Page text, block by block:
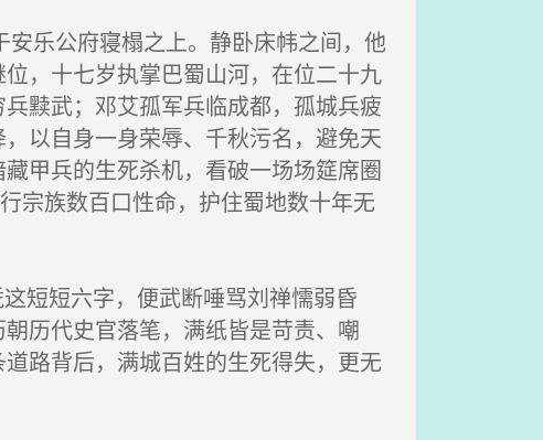
乐公府寝榻之上。静卧床帏之间，他
，十七岁执掌巴蜀山河，在位二十九
黩武；邓艾孤军兵临成都，孤城兵疲
以自身一身荣辱、千秋污名，避免天
甲兵的生死杀机，看破一场场筵席圈
宗族数百口性命，护住蜀地数十年无
短短六字，便武断唾骂刘禅懦弱昏
历代史官落笔，满纸皆是苛责、嘲
路背后，满城百姓的生死得失，更无